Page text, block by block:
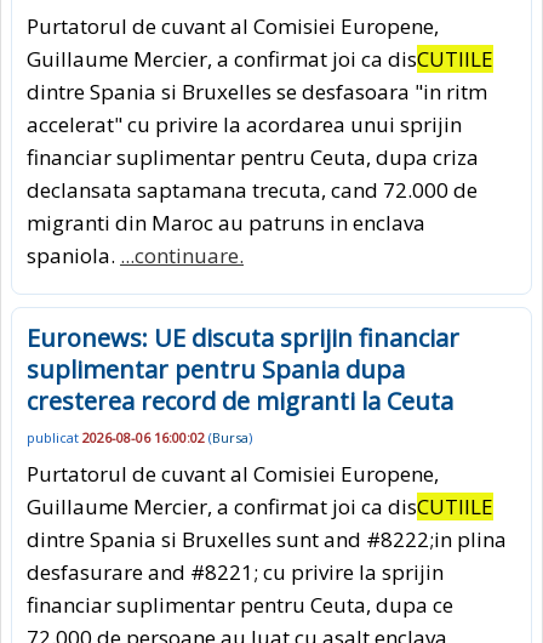
Purtatorul de cuvant al Comisiei Europene,
Guillaume Mercier, a confirmat joi ca disCUTIILE
dintre Spania si Bruxelles se desfasoara "in ritm
accelerat" cu privire la acordarea unui sprijin
financiar suplimentar pentru Ceuta, dupa criza
declansata saptamana trecuta, cand 72.000 de
migranti din Maroc au patruns in enclava
spaniola. ...continuare.
Euronews: UE discuta sprijin financiar
suplimentar pentru Spania dupa
cresterea record de migranti la Ceuta
publicat 2026-08-06 16:00:02 (Bursa)
Purtatorul de cuvant al Comisiei Europene,
Guillaume Mercier, a confirmat joi ca disCUTIILE
dintre Spania si Bruxelles sunt and #8222;in plina
desfasurare and #8221; cu privire la sprijin
financiar suplimentar pentru Ceuta, dupa ce